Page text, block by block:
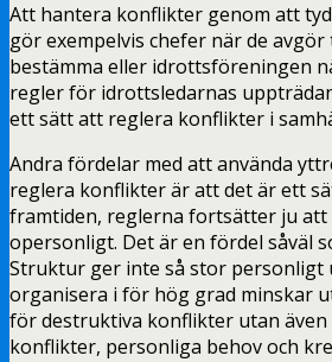
Att hantera konflikter genom att
gör exempelvis chefer när de
bestämma eller idrottsföreningen
regler för idrottsledarnas
ett sätt att reglera konflikter i
Andra fördelar med att använda
reglera konflikter är att det är ett
framtiden, reglerna fortsätter ju att
opersonligt. Det är en fördel såväl
Struktur ger inte så stor personligt
organisera i för hög grad minskar
för destruktiva konflikter utan
konflikter, personliga behov och